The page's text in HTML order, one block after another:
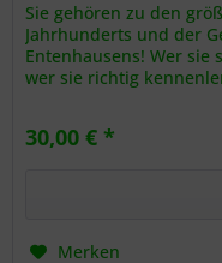
Sie gehören zu den
Jahrhunderts und der
Entenhausens! Wer sie
wer sie richtig
30,00 € *
Merken